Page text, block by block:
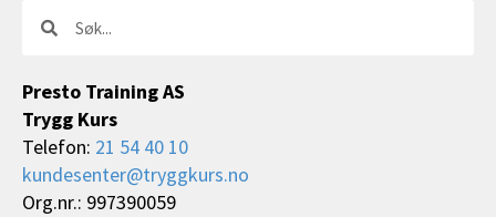
Søk
Presto Training AS
Trygg Kurs
Telefon: 21 54 40 10
kundesenter@tryggkurs.no
Org.nr.: 997390059